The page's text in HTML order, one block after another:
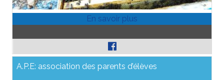
A.P.E: association des parents d’élèves